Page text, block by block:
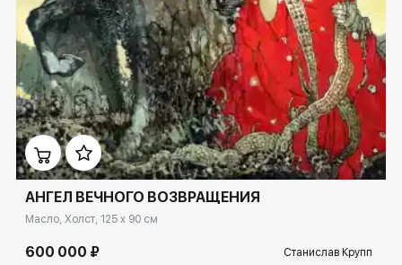
Домен: spb.rakovgallery.ru
АНГЕЛ ВЕЧНОГО ВОЗВРАЩЕНИЯ
Масло, Холст, 125 x 90 см
600 000 ₽ Станислав Крупп